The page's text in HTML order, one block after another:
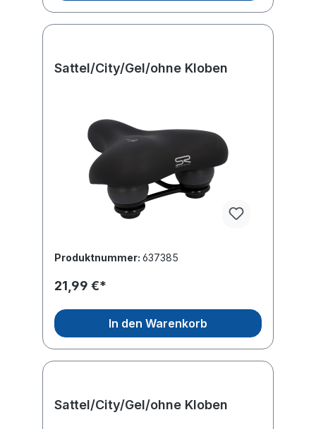
Sattel/City/Gel/ohne Kloben
Produktnummer: 637385
21,99 €*
In den Warenkorb
Sattel/City/Gel/ohne Kloben